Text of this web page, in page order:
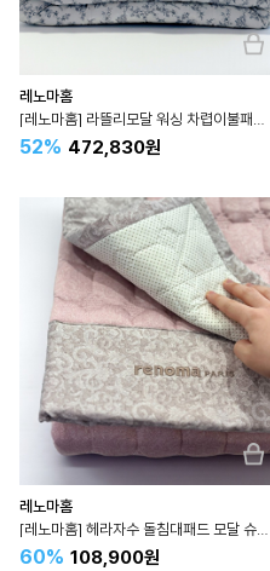
레노마홈
[레노마홈] 라뜰리모달 워싱 차렵이불패드베개세트 겨울 퀸 Q
52% 472,830원
레노마홈
[레노마홈] 헤라자수 돌침대패드 모달 슈퍼싱글 SS 핑크
60% 108,900원